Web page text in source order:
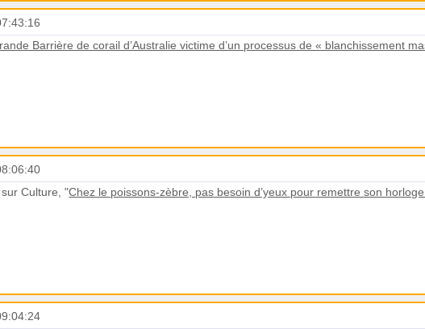
Barrière de corail d’Australie victime d’un processus de « blanchissement
Culture, "Chez le poissons-zèbre, pas besoin d’yeux pour remettre son